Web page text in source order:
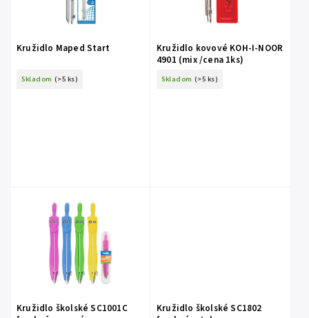
Kružidlo Maped Start
Skladom (>5 ks)
Kružidlo kovové KOH-I-NOOR
4901 (mix /cena 1ks)
Skladom (>5 ks)
Kružidlo školské SC1001C
Kružidlo školské SC1802